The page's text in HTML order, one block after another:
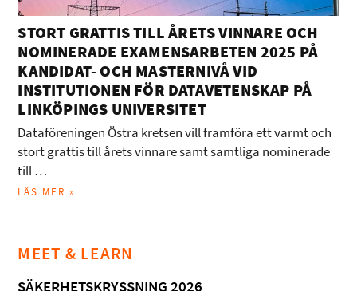
STORT GRATTIS TILL ÅRETS VINNARE OCH
NOMINERADE EXAMENSARBETEN 2025 PÅ
KANDIDAT- OCH MASTERNIVÅ VID
INSTITUTIONEN FÖR DATAVETENSKAP PÅ
LINKÖPINGS UNIVERSITET
Dataföreningen Östra kretsen vill framföra ett varmt och
stort grattis till årets vinnare samt samtliga nominerade
till …
LÄS MER »
MEET & LEARN
SÄKERHETSKRYSSNING 2026